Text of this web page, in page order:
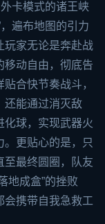
卡模式的诸王峡
遍布地图的引力
玩家无论是奔赴战
移动自由，彻底告
合快节奏战斗，
还能通过消灭敌
化球，实现武器火
。更贴心的是，只
至最终圆圈，队友
地成盒”的挫败
会携带自我急救工